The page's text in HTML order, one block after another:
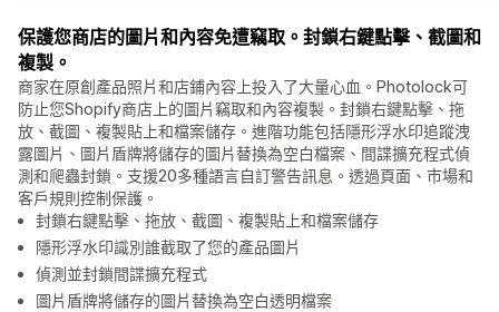
保護您商店的圖片和內容免遭竊取。封鎖右鍵點擊、截圖和
複製。
商家在原創產品照片和店鋪內容上投入了大量心血。Photolock可
防止您Shopify商店上的圖片竊取和內容複製。封鎖右鍵點擊、拖
放、截圖、複製貼上和檔案儲存。進階功能包括隱形浮水印追蹤洩
露圖片、圖片盾牌將儲存的圖片替換為空白檔案、間諜擴充程式偵
測和爬蟲封鎖。支援20多種語言自訂警告訊息。透過頁面、市場和
客戶規則控制保護。
封鎖右鍵點擊、拖放、截圖、複製貼上和檔案儲存
隱形浮水印識別誰截取了您的產品圖片
偵測並封鎖間諜擴充程式
圖片盾牌將儲存的圖片替換為空白透明檔案